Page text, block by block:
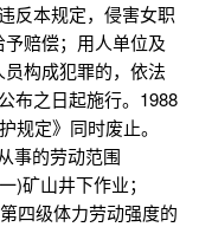
本规定，侵害女职
赔偿；用人单位及
构成犯罪的，依法
之日起施行。1988
规定》同时废止。
劳动范围
山井下作业；
四级体力劳动强度的